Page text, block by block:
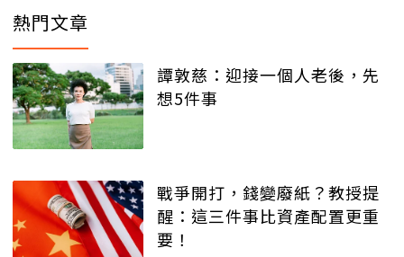
熱門文章
譚敦慈：迎接一個人老後，先
想5件事
戰爭開打，錢變廢紙？教授提
醒：這三件事比資產配置更重
要！